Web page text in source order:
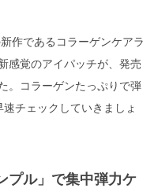
作であるコラーゲンケアラ
感覚のアイパッチが、発売
。コラーゲンたっぷりで弾
チェックしていきましょ
プル」で集中弾力ケ